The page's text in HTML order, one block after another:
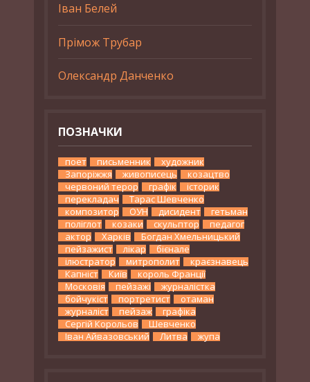
Іван Белей
Прімож Трубар
Олександр Данченко
ПОЗНАЧКИ
поет письменник
художник
Запоріжжя
живописець
козацтво
червоний терор
графік
історик
перекладач
Тарас Шевченко
композитор
ОУН дисидент
гетьман
поліглот
козаки скульптор
педагог
актор
Харків
Богдан Хмельницький
пейзажист
лікар
бієнале
ілюстратор
митрополит
краєзнавець
Капніст
Київ
король Франції
Московія
пейзажі
журналістка
бойчукіст
портретист
отаман
журналіст
пейзаж
графіка
Сергій Корольов
Шевченко
Іван Айвазовський
Литва жупа